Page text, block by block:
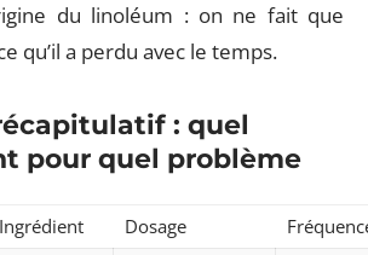
du linoléum : on ne fait que
qu’il a perdu avec le temps.
: quel
pour quel problème
Ingrédient Dosage